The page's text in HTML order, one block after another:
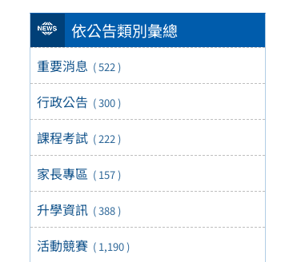
依公告類別彙總
重要消息 ( 522 )
行政公告 ( 300 )
課程考試 ( 222 )
家長專區 ( 157 )
升學資訊 ( 388 )
活動競賽 ( 1,190 )